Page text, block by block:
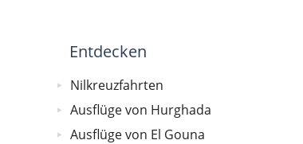
Entdecken
Nilkreuzfahrten
Ausflüge von Hurghada
Ausflüge von El Gouna